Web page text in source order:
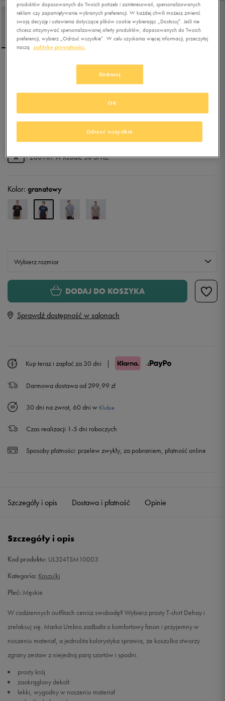
UMBRO T-SHIRT DEHAY
39,99zł-25%(cena bezpośrednio przed promocją)
(najniższa cena z 30 dni przed obniżką)
29,99złz Vat
+ 200 PKT WKLUBIE 50 STYLE
Kolor: granatowy
Wybierz rozmiar
M
XL Powiadom o dostępności
Powiadom o dostępności
DODAJ DO KOSZYKA
Sprawdź dostępność w salonach
Kup teraz i zapłać za 30 dni |
Darmowa dostawa od 299,99 zł
30 dni na zwrot, 60 dni w Klubie
Czas realizacji 1-5 dni roboczych
Sposoby płatności: przelew zwykły, za pobraniem, płatność online
Szczegóły i opis Dostawa i płatność Opinie
Szczegóły i opis
Kod produktu: UL324TSM10003
Kategoria: Koszulki
Płeć: Męskie
W codziennych outfitach cenisz swobodę? Wybierz prosty T-shirt Dehay i
zrelaksuj się. Marka Umbro zadbała o komfortowy fason i przyjemny w
noszeniu materiał, a jednolita kolorystyka sprawia, że koszulka stworzy
zgrany zestaw z niejedną parą szortów i spodni.
prosty krój
zaokrąglony dekolt
lekki, wygodny w noszeniu materiał
produktów dopasowanych do Twoich potrzeb i zainteresowań, spersonalizowanych
reklam czy zapamiętywanie wybranych preferencji. W każdej chwili możesz zmienić
swoją decyzję i ustawienia dotyczące plików cookie wybierając „Dostosuj”. Jeśli nie
chcesz otrzymywać spersonalizowanej oferty produktów, dopasowanych do Twoich
preferencji, wybierz „Odrzuć wszystkie”. W celu uzyskania więcej informacji, przeczytaj
naszą
politykę prywatności.
Dostosuj
Odrzuć wszystkie
OK